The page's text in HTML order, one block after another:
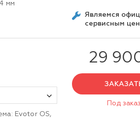
мм
Являемся
сервисным
Evotor OS,
29
Под заказ